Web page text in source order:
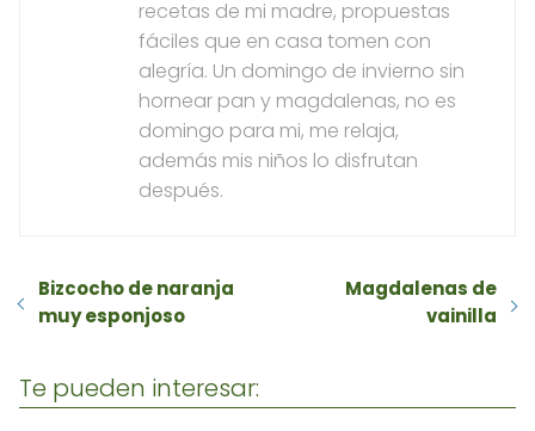
recetas de mi madre, propuestas
fáciles que en casa tomen con
alegría. Un domingo de invierno sin
hornear pan y magdalenas, no es
domingo para mi, me relaja,
además mis niños lo disfrutan
después.
Bizcocho de naranja
muy esponjoso
Magdalenas de
vainilla
Te pueden interesar: